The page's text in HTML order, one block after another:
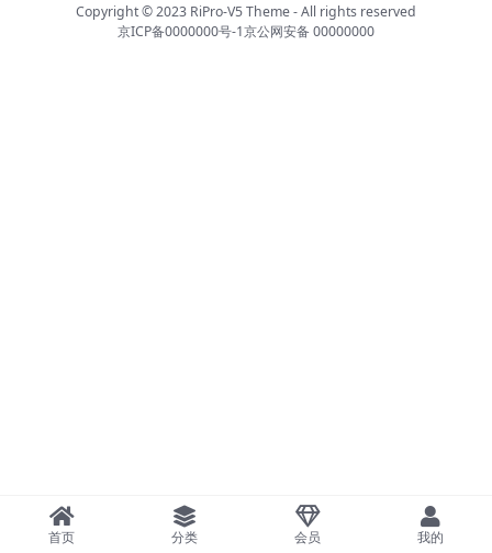
Copyright © 2023 RiPro-V5 Theme- All rights reserved
京ICP备0000000号-1京公网安备 00000000
首页 分类 会员 我的